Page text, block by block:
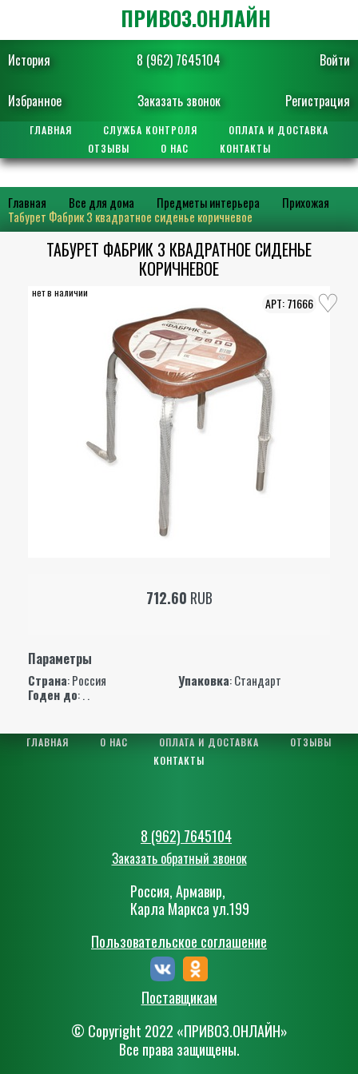
История 8 (962) 7645104 Войти
Избранное Заказать звонок Регистрация
ПРИВОЗ.ОНЛАЙН
ГЛАВНАЯ СЛУЖБА КОНТРОЛЯ
ОПЛАТА И ДОСТАВКА
ОТЗЫВЫ
О НАС КОНТАКТЫ
Главная Все для дома Предметы интерьера
Прихожая
Табурет Фабрик 3 квадратное сиденье коричневое
ТАБУРЕТ ФАБРИК 3 КВАДРАТНОЕ СИДЕНЬЕ
КОРИЧНЕВОЕ
нет в наличии
71666
712.60 RUB
Параметры
Страна: Россия Упаковка: Стандарт
Годен до: . .
ГЛАВНАЯ О НАС ОПЛАТА И ДОСТАВКА
ОТЗЫВЫ
КОНТАКТЫ
8 (962) 7645104
Заказать обратный звонок
Россия, Армавир,
Карла Маркса ул.199
Пользовательское соглашение
Поставщикам
© Сopyright 2022 «ПРИВОЗ.ОНЛАЙН»
Все права защищены.